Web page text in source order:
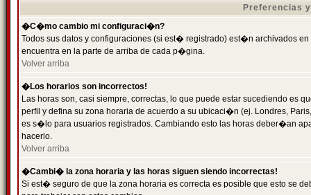
Preferencias
�C�mo cambio mi configuraci�n?
Todos sus datos y configuraciones (si est� registrado) est�n archivados
encuentra en la parte de arriba de cada p�gina.
Volver arriba
�Los horarios son incorrectos!
Las horas son, casi siempre, correctas, lo que puede estar sucediendo es
perfil y defina su zona horaria de acuerdo a su ubicaci�n (ej. Londres,
es s�lo para usuarios registrados. Cambiando esto las horas deber�an
hacerlo.
Volver arriba
�Cambi� la zona horaria y las horas siguen siendo incorrectas!
Si est� seguro de que la zona horaria es correcta es posible que esto se